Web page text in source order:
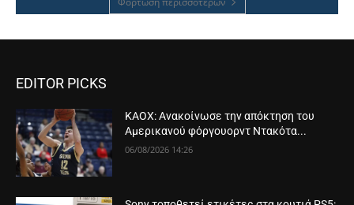
EDITOR PICKS
ΚΑΟΧ: Ανακοίνωσε την απόκτηση του
Αμερικανού φόργουορντ Ντακότα...
06/08/2026 14:26